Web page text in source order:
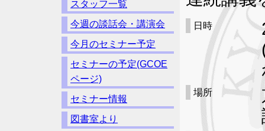
スタッフ一覧
今週の談話会・講演会
今月のセミナー予定
セミナーの予定(GCOE
ページ)
セミナー情報
図書室より
日時
場所